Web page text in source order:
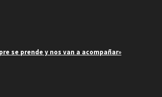
se prende y nos van a acompañar»